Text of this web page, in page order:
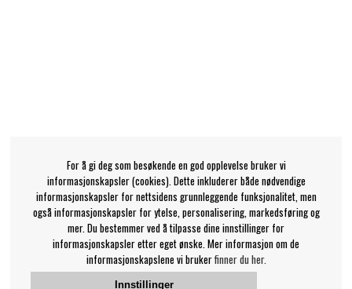
For å gi deg som besøkende en god opplevelse bruker vi
informasjonskapsler (cookies). Dette inkluderer både nødvendige
informasjonskapsler for nettsidens grunnleggende funksjonalitet, men
også informasjonskapsler for ytelse, personalisering, markedsføring og
mer. Du bestemmer ved å tilpasse dine innstillinger for
informasjonskapsler etter eget ønske. Mer informasjon om de
informasjonskapslene vi brukerfinner du her.
Innstillinger